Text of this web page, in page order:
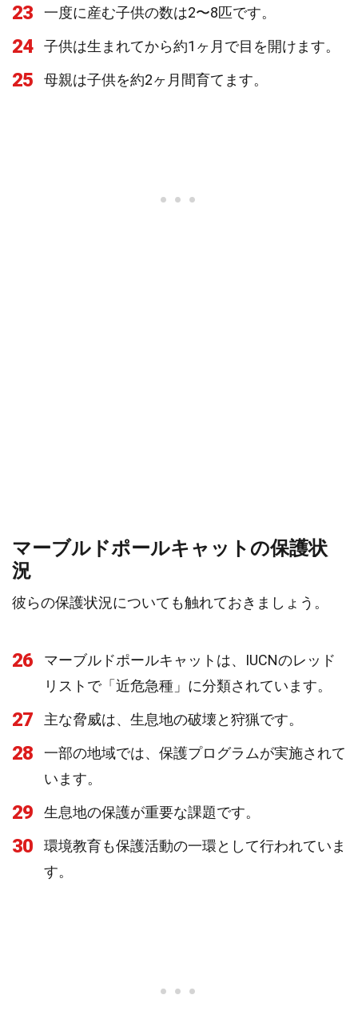
23 一度に産む子供の数は2〜8匹です。
24 子供は生まれてから約1ヶ月で目を開けます。
25 母親は子供を約2ヶ月間育てます。
マーブルドポールキャットの保護状
況
彼らの保護状況についても触れておきましょう。
26
マーブルドポールキャットは、IUCNのレッド
リストで「近危急種」に分類されています。
27 主な脅威は、生息地の破壊と狩猟です。
28
一部の地域では、保護プログラムが実施されて
います。
29 生息地の保護が重要な課題です。
30
環境教育も保護活動の一環として行われていま
す。